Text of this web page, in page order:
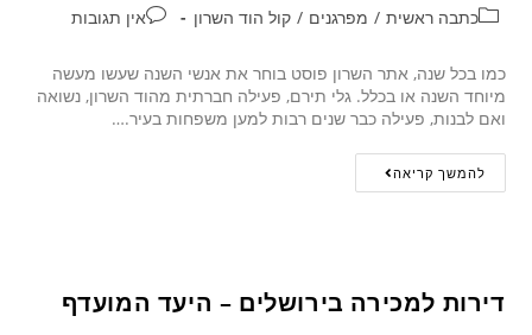
כתבה ראשית / מפרגנים / קול הוד השרון אין תגובות
כמו בכל שנה, אתר השרון פוסט בוחר את אנשי השנה שעשו מעשה
מיוחד השנה או בכלל. גלי תירם, פעילה חברתית מהוד השרון, נשואה
ואם לבנות, פעילה כבר שנים רבות למען משפחות בעיר.…
להמשך קריאה
דירות למכירה בירושלים – היעד המועדף